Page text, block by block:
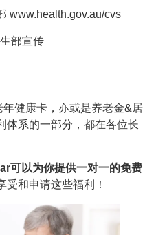
www.health.gov.au/cvs
部宣传
健康卡，亦或是养老金&居
体系的一部分，都在各位长
可以为你提供一对一的免费
受和申请这些福利！